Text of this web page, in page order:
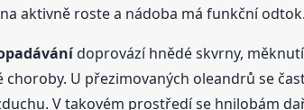
aktivně roste a nádoba má funkční odtok.
doprovází hnědé skvrny,
choroby. U přezimovaných oleandrů se
V takovém prostředí se hnilobám